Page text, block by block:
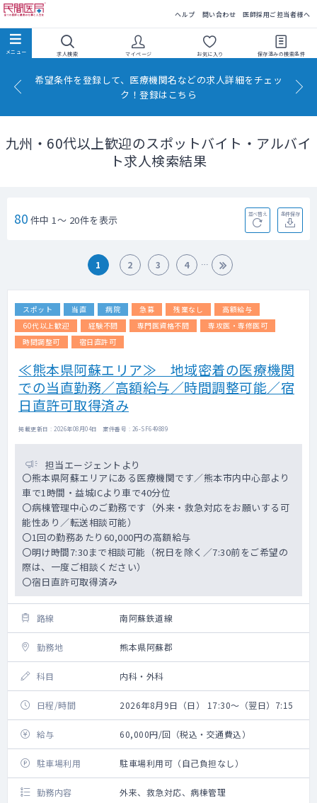
ヘルプ 問い合わせ 医師採用ご担当者様へ
求人検索 マイページ お気に入り 保存済みの検索条件
希望条件を登録して、医療機関名などの求人詳細をチェッ
ク！登録はこちら
九州・60代以上歓迎のスポットバイト・アルバイ
ト求人検索結果
80 件中 1～ 20件を表示 並べ替え 条件保存
1 2 3 4
スポット 当直 病院 急募 残業なし
高額給与
60代以上歓迎
経験不問 専門医資格不問
専攻医・専修医可
時間調整可
宿日直許可
≪熊本県阿蘇エリア≫ 地域密着の医療機関
での当直勤務／高額給与／時間調整可能／宿
日直許可取得済み
掲載更新日 : 2026年08月04日 案件番号 : 26-SF649889
担当エージェントより
〇熊本県阿蘇エリアにある医療機関です／熊本市内中心部より
車で1時間・益城ICより車で40分位
〇病棟管理中心のご勤務です（外来・救急対応をお願いする可
能性あり／転送相談可能）
〇1回の勤務あたり60,000円の高額給与
〇明け時間7:30まで相談可能（祝日を除く／7:30前をご希望の
際は、一度ご相談ください）
〇宿日直許可取得済み
路線 南阿蘇鉄道線
勤務地 熊本県阿蘇郡
科目 内科・外科
日程/時間 2026年8月9日（日） 17:30～（翌日）7:15
給与 60,000円/回（税込・交通費込）
駐車場利用 駐車場利用可（自己負担なし）
勤務内容 外来、救急対応、病棟管理